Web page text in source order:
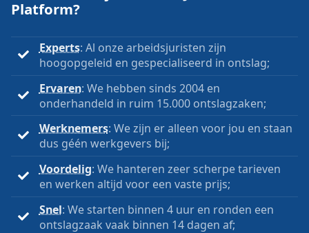
Platform?
Experts: Al onze arbeidsjuristen zijn
hoogopgeleid en gespecialiseerd in ontslag;
Ervaren: We hebben sinds 2004 en
onderhandeld in ruim 15.000 ontslagzaken;
Werknemers: We zijn er alleen voor jou en staan
dus géén werkgevers bij;
Voordelig: We hanteren zeer scherpe tarieven
en werken altijd voor een vaste prijs;
Snel: We starten binnen 4 uur en ronden een
ontslagzaak vaak binnen 14 dagen af;